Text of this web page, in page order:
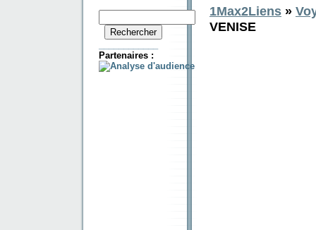
Partenaires :
1Max2Liens »
VENISE